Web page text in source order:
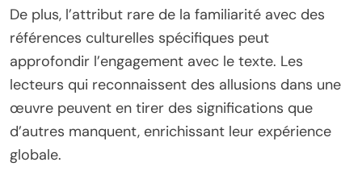
De plus, l’attribut rare de la familiarité avec des
références culturelles spécifiques peut
approfondir l’engagement avec le texte. Les
lecteurs qui reconnaissent des allusions dans une
œuvre peuvent en tirer des significations que
d’autres manquent, enrichissant leur expérience
globale.